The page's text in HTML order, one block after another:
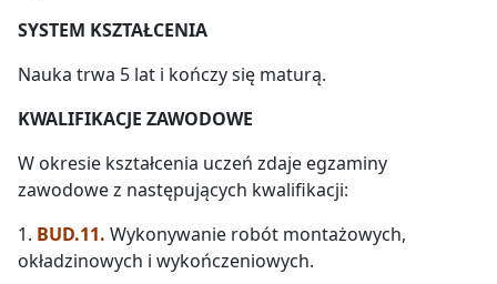
SYSTEM KSZTAŁCENIA
Nauka trwa 5 lat i kończy się maturą.
KWALIFIKACJE ZAWODOWE
W okresie kształcenia uczeń zdaje egzaminy
zawodowe z następujących kwalifikacji:
1. BUD.11. Wykonywanie robót montażowych,
okładzinowych i wykończeniowych.